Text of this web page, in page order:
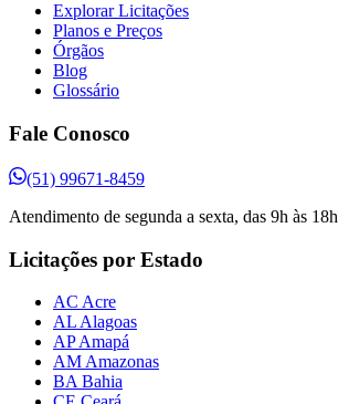
Explorar Licitações
Planos e Preços
Órgãos
Blog
Glossário
Fale Conosco
(51) 99671-8459
Atendimento de segunda a sexta, das 9h às 18h
Licitações por Estado
AC Acre
AL Alagoas
AP Amapá
AM Amazonas
BA Bahia